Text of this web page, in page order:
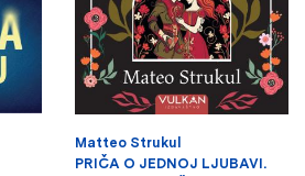
Matteo Strukul
PRIČA O JEDNOJ LJUBAVI.